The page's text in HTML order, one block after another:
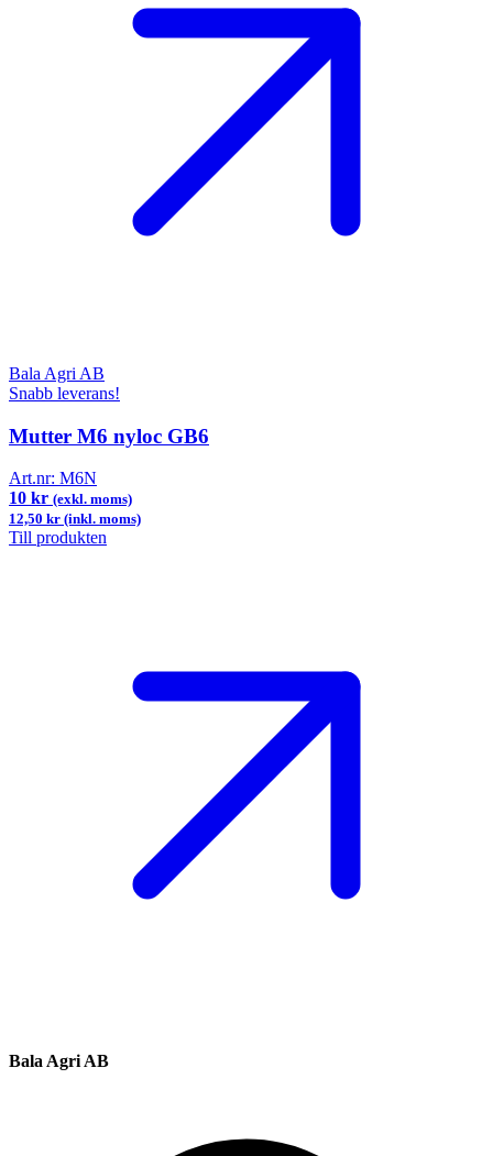
Bala Agri AB
Snabb leverans!
Mutter M6 nyloc GB6
Art.nr: M6N
10 kr (exkl. moms)
12,50 kr (inkl. moms)
Till produkten
Bala Agri AB